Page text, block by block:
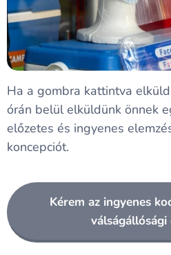
Ha a gombra kattintva
órán belül elküldünk önnek
előzetes és ingyenes
koncepciót.
Kérem az ingyenes
válságállósági